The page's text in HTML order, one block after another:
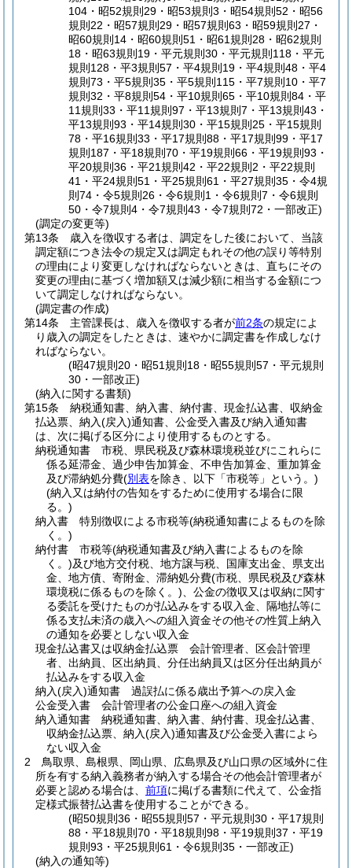
104・昭52規則29・昭53規則3・昭54規則52・昭56
規則22・昭57規則29・昭57規則63・昭59規則27・
昭60規則14・昭60規則51・昭61規則28・昭62規則
18・昭63規則19・平元規則30・平元規則118・平元
規則128・平3規則57・平4規則19・平4規則48・平4
規則73・平5規則35・平5規則115・平7規則10・平7
規則32・平8規則54・平10規則65・平10規則84・平
11規則33・平11規則97・平13規則7・平13規則43・
平13規則93・平14規則30・平15規則25・平15規則
78・平16規則33・平17規則88・平17規則99・平17
規則187・平18規則70・平19規則66・平19規則93・
平20規則36・平21規則42・平22規則2・平22規則
41・平24規則51・平25規則61・平27規則35・令4規
則74・令5規則26・令6規則1・令6規則7・令6規則
50・令7規則4・令7規則43・令7規則72・一部改正)
(調定の変更等)
第13条
歳入を徴収する者は、調定をした後において、当該
調定額につき法令の規定又は調定もれその他の誤り等特別
の理由により変更しなければならないときは、直ちにその
変更の理由に基づく増加額又は減少額に相当する金額につ
いて調定しなければならない。
(調定書の作成)
第14条
主管課長は、歳入を徴収する者が前2条の規定によ
り歳入の調定をしたときは、速やかに調定書を作成しなけ
ればならない。
(昭47規則20・昭51規則18・昭55規則57・平元規則
30・一部改正)
(納入に関する書類)
第15条
納税通知書、納入書、納付書、現金払込書、収納金
払込票、納入(戻入)通知書、公金受入書及び納入通知書
は、次に掲げる区分により使用するものとする。
納税通知書 市税、県民税及び森林環境税並びにこれらに
係る延滞金、過少申告加算金、不申告加算金、重加算金
及び滞納処分費(別表を除き、以下「市税等」という。)
(納入又は納付の告知をするために使用する場合に限
る。)
納入書 特別徴収による市税等(納税通知書によるものを除
く。)
納付書 市税等(納税通知書及び納入書によるものを除
く。)及び地方交付税、地方譲与税、国庫支出金、県支出
金、地方債、寄附金、滞納処分費(市税、県民税及び森林
環境税に係るものを除く。) 、公金の徴収又は収納に関す
る委託を受けたものが払込みをする収入金、隔地払等に
係る支払未済の歳入への組入資金その他その性質上納入
の通知を必要としない収入金
現金払込書又は収納金払込票 会計管理者、区会計管理
者、出納員、区出納員、分任出納員又は区分任出納員が
払込みをする収入金
納入(戻入)通知書 過誤払に係る歳出予算への戻入金
公金受入書 会計管理者の公金口座への組入資金
納入通知書 納税通知書、納入書、納付書、現金払込書、
収納金払込票、納入(戻入)通知書及び公金受入書によら
ない収入金
2
鳥取県、島根県、岡山県、広島県及び山口県の区域外に住
所を有する納入義務者が納入する場合その他会計管理者が
必要と認める場合は、 前項に掲げる書類に代えて、公金指
定様式振替払込書を使用することができる。
(昭50規則36・昭55規則57・平元規則30・平17規則
88・平18規則70・平18規則98・平19規則37・平19
規則93・平25規則61・令6規則35・一部改正)
(納入の通知等)